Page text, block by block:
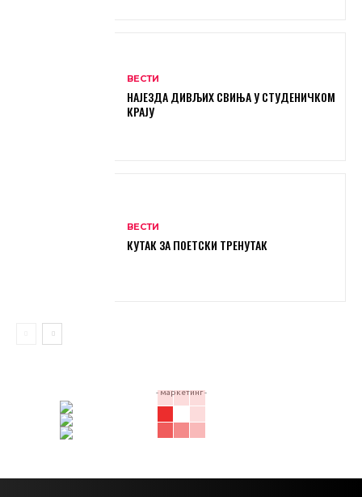
ВЕСТИ
НАЈЕЗДА ДИВЉИХ СВИЊА У СТУДЕНИЧКОМ
КРАЈУ
ВЕСТИ
КУТАК ЗА ПОЕТСКИ ТРЕНУТАК
- маркетинг -